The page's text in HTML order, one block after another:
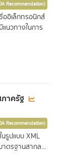
Recommendation)
ออิเล็กทรอนิกส์
นวทางในการ
าครัฐ
Recommendation)
รูปแบบ XML
ตรฐานสากล...